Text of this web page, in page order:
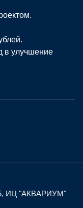
в улучшение
ИЦ "АКВАРИУМ"